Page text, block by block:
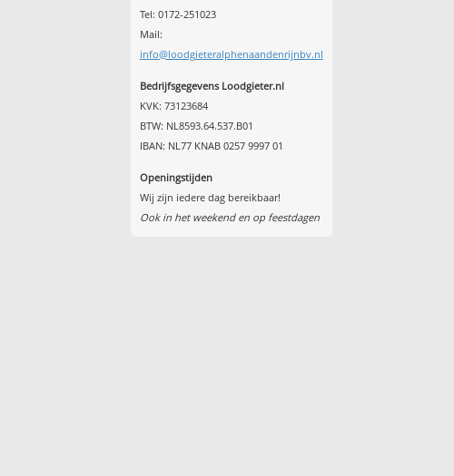
Tel: 0172-251023
Mail:
info@loodgieteralphenaandenrijnbv.nl
Bedrijfsgegevens Loodgieter.nl
KVK: 73123684
BTW: NL8593.64.537.B01
IBAN: NL77 KNAB 0257 9997 01
Openingstijden
Wij zijn iedere dag bereikbaar!
Ook in het weekend en op feestdagen